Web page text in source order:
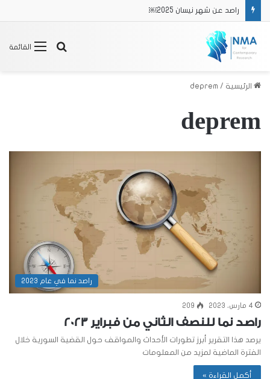
راصد عن شهر نيسان 2025￼
القائمة
بحث
الرئيسية /
deprem
deprem
راصد نما في عام 2023
4 مارس، 2023 209
راصد نما للنصف الثاني من فبراير 2023
يرصد هذا التقرير أبرز تطورات الأحداث والمواقف حول القضية السورية خلال
الفترة الماضية لمزيد من المعلومات
أكمل القراءة »